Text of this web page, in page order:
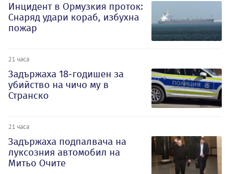
Инцидент в Ормузкия проток:
Снаряд удари кораб, избухна
пожар
21 часа
Задържаха 18-годишен за
убийство на чичо му в
Странско
21 часа
Задържаха подпалвача на
луксозния автомобил на
Митьо Очите